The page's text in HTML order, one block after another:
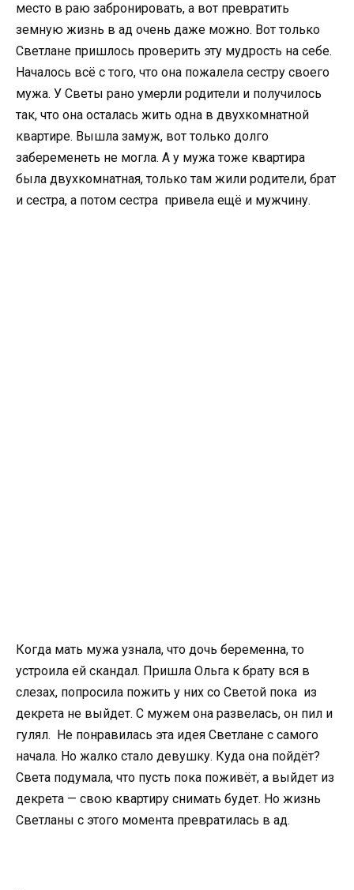
место в раю забронировать, а вот превратить
земную жизнь в ад очень даже можно. Вот только
Светлане пришлось проверить эту мудрость на себе.
Началось всё с того, что она пожалела сестру своего
мужа. У Светы рано умерли родители и получилось
так, что она осталась жить одна в двухкомнатной
квартире. Вышла замуж, вот только долго
забеременеть не могла. А у мужа тоже квартира
была двухкомнатная, только там жили родители, брат
и сестра, а потом сестра привела ещё и мужчину.
Когда мать мужа узнала, что дочь беременна, то
устроила ей скандал. Пришла Ольга к брату вся в
слезах, попросила пожить у них со Светой пока из
декрета не выйдет. С мужем она развелась, он пил и
гулял. Не понравилась эта идея Светлане с самого
начала. Но жалко стало девушку. Куда она пойдёт?
Света подумала, что пусть пока поживёт, а выйдет из
декрета — свою квартиру снимать будет. Но жизнь
Светланы с этого момента превратилась в ад.